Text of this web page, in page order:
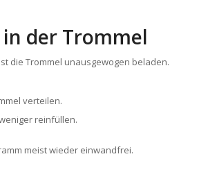
der Trommel
die Trommel unausgewogen beladen.
verteilen.
reinfüllen.
meist wieder einwandfrei.